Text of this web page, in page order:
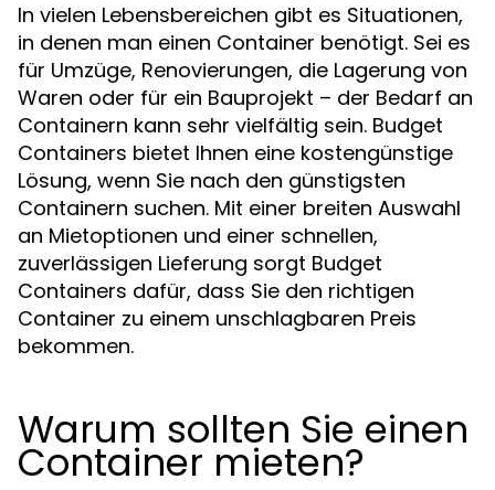
In vielen Lebensbereichen gibt es Situationen,
in denen man einen Container benötigt. Sei es
für Umzüge, Renovierungen, die Lagerung von
Waren oder für ein Bauprojekt – der Bedarf an
Containern kann sehr vielfältig sein. Budget
Containers bietet Ihnen eine kostengünstige
Lösung, wenn Sie nach den günstigsten
Containern suchen. Mit einer breiten Auswahl
an Mietoptionen und einer schnellen,
zuverlässigen Lieferung sorgt Budget
Containers dafür, dass Sie den richtigen
Container zu einem unschlagbaren Preis
bekommen.
Warum sollten Sie einen
Container mieten?